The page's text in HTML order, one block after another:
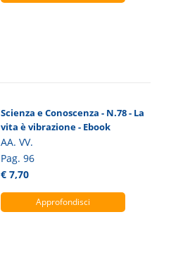
Scienza e Conoscenza - N.78 - La
vita è vibrazione - Ebook
AA. VV.
Pag. 96
€ 7,70
Approfondisci